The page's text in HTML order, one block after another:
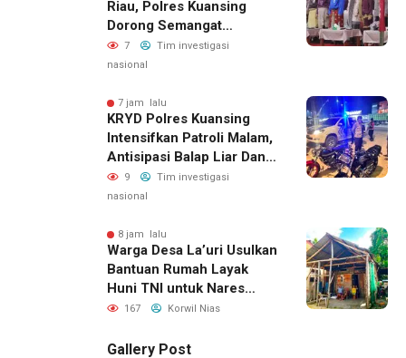
Riau, Polres Kuansing
Dorong Semangat
Bersama Jaga Lingkungan
Dan Marwah Bumi Melayu
7
Tim investigasi
nasional
7 jam lalu
KRYD Polres Kuansing
Intensifkan Patroli Malam,
Antisipasi Balap Liar Dan
Gangguan Kamtibmas
9
Tim investigasi
nasional
8 jam lalu
Warga Desa La’uri Usulkan
Bantuan Rumah Layak
Huni TNI untuk Nares
Zandroto
167 Korwil Nias
Gallery Post